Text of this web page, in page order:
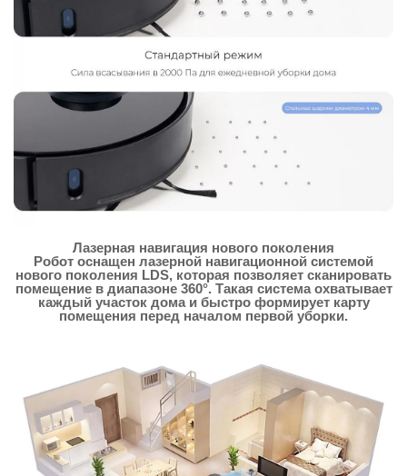
Лазерная навигация нового поколения
Робот оснащен лазерной навигационной системой
нового поколения LDS, которая позволяет сканировать
помещение в диапазоне 360°. Такая система охватывает
каждый участок дома и быстро формирует карту
помещения перед началом первой уборки.